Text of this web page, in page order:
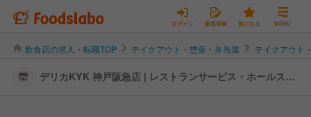
ログイン 新規登録 気になる MENU
飲食店の求人・転職TOP テイクアウト・惣菜・弁当屋 テイクアウト
デリカKYK 神戸阪急店 | レストランサービス・ホールスタ